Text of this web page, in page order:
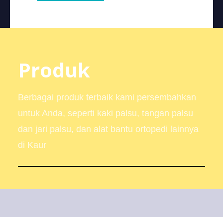
Produk
Berbagai produk terbaik kami persembahkan
untuk Anda, seperti kaki palsu, tangan palsu
dan jari palsu, dan alat bantu ortopedi lainnya
di Kaur